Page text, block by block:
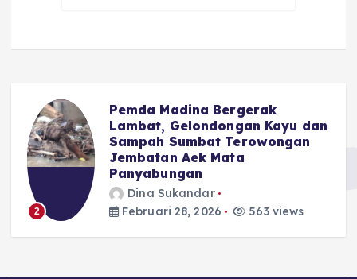
2
Pemda Madina Bergerak
Lambat, Gelondongan Kayu dan
Sampah Sumbat Terowongan
Jembatan Aek Mata
Panyabungan
Dina Sukandar
Februari 28, 2026
563 views